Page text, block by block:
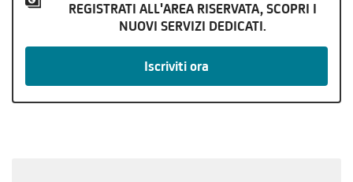
REGISTRATI ALL'AREA RISERVATA, SCOPRI I
NUOVI SERVIZI DEDICATI.
Iscriviti ora